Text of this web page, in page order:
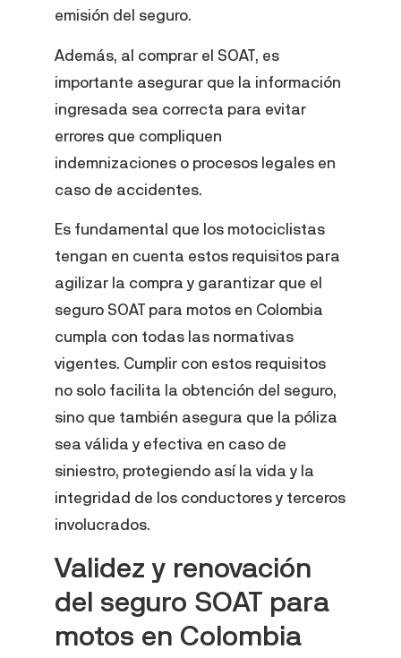
emisión del seguro.
Además, al comprar el SOAT, es
importante asegurar que la información
ingresada sea correcta para evitar
errores que compliquen
indemnizaciones o procesos legales en
caso de accidentes.
Es fundamental que los motociclistas
tengan en cuenta estos requisitos para
agilizar la compra y garantizar que el
seguro SOAT para motos en Colombia
cumpla con todas las normativas
vigentes. Cumplir con estos requisitos
no solo facilita la obtención del seguro,
sino que también asegura que la póliza
sea válida y efectiva en caso de
siniestro, protegiendo así la vida y la
integridad de los conductores y terceros
involucrados.
Validez y renovación
del seguro SOAT para
motos en Colombia